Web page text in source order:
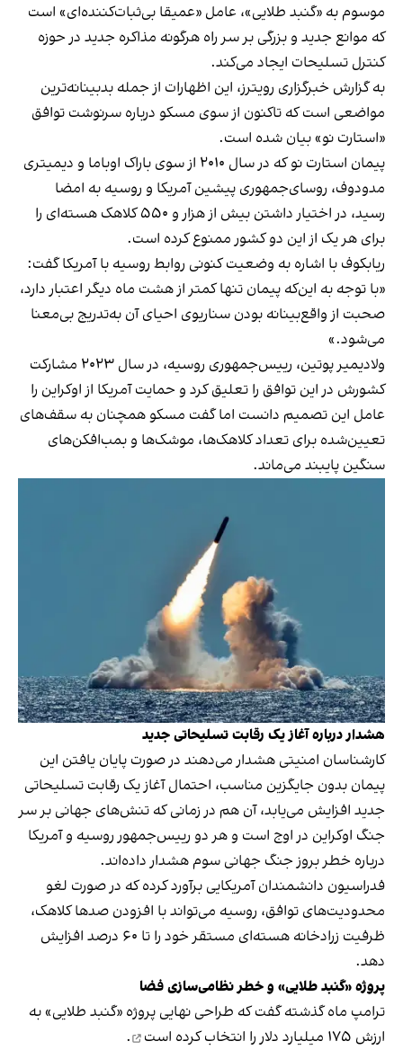
موسوم به «گنبد طلایی»، عامل «عمیقا بی‌ثبات‌کننده‌ای» است
که موانع جدید و بزرگی بر سر راه هرگونه مذاکره جدید در حوزه
کنترل تسلیحات ایجاد می‌کند.
به گزارش خبرگزاری رویترز، این اظهارات از جمله بدبینانه‌ترین
مواضعی است که تاکنون از سوی مسکو درباره سرنوشت توافق
«استارت نو» بیان شده است.
پیمان استارت نو که در سال ۲۰۱۰ از سوی باراک اوباما و دیمیتری
مدودوف، روسای‌جمهوری پیشین آمریکا و روسیه به امضا
رسید، در اختیار داشتن بیش از هزار و ۵۵۰ کلاهک هسته‌ای را
برای هر یک از این دو کشورممنوع کرده است.
ریابکوف با اشاره به وضعیت کنونی روابط روسیه با آمریکا گفت:
«با توجه به این‌که پیمان تنها کمتر از هشت ماه دیگر اعتبار دارد،
صحبت از واقع‌بینانه بودن سناریوی احیای آن به‌تدریج بی‌معنا
می‌شود.»
ولادیمیر پوتین، رییس‌جمهوری روسیه، در سال ۲۰۲۳ مشارکت
کشورش در این توافق را تعلیق کرد و حمایت آمریکا از اوکراین را
عامل این تصمیم دانست اما گفت مسکو همچنان به سقف‌های
تعیین‌شده برای تعداد کلاهک‌ها، موشک‌ها و بمب‌افکن‌های
سنگین پایبند می‌ماند.
هشدار درباره آغاز یک رقابت تسلیحاتی جدید
کارشناسان امنیتی هشدار می‌دهند در صورت پایان یافتن این
پیمان بدون جایگزین مناسب، احتمال آغاز یک رقابت تسلیحاتی
جدید افزایش می‌یابد، آن هم در زمانی که تنش‌های جهانی بر سر
جنگ اوکراین در اوج است و هر دو رییس‌جمهور روسیه و آمریکا
درباره خطر بروز جنگ جهانی سوم هشدار داده‌اند.
فدراسیون دانشمندان آمریکایی برآورد کرده که در صورت لغو
محدودیت‌های توافق، روسیه می‌تواند با افزودن صدها کلاهک،
ظرفیت زرادخانه هسته‌ای مستقر خود را تا ۶۰ درصد افزایش
دهد.
پروژه «گنبد طلایی» و خطر نظامی‌سازی فضا
ترامپ ماه گذشته گفت که طراحی نهایی پروژه «گنبد طلایی» به
ارزش ۱۷۵ میلیارد دلار را
انتخاب کرده است
.